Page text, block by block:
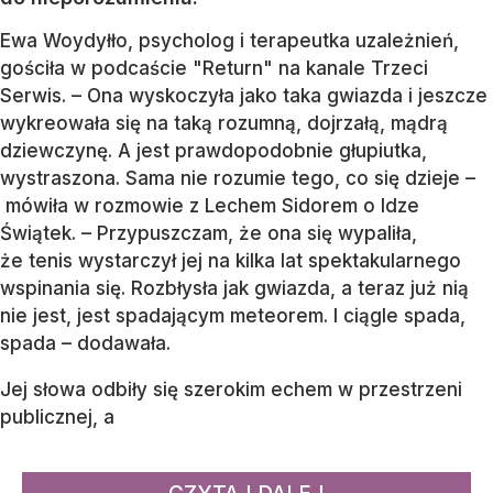
Ewa Woydyłło, psycholog i terapeutka uzależnień,
gościła w podcaście "Return" na kanale Trzeci
Serwis. – Ona wyskoczyła jako taka gwiazda i jeszcze
wykreowała się na taką rozumną, dojrzałą, mądrą
dziewczynę. A jest prawdopodobnie głupiutka,
wystraszona. Sama nie rozumie tego, co się dzieje –
mówiła w rozmowie z Lechem Sidorem o Idze
Świątek. – Przypuszczam, że ona się wypaliła,
że tenis wystarczył jej na kilka lat spektakularnego
wspinania się. Rozbłysła jak gwiazda, a teraz już nią
nie jest, jest spadającym meteorem. I ciągle spada,
spada – dodawała.
Jej słowa odbiły się szerokim echem w przestrzeni
publicznej, a